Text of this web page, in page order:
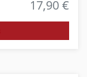
17,90 €